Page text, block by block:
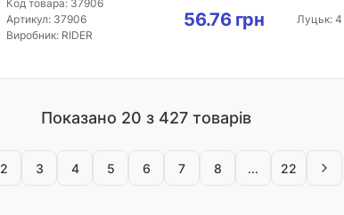
Код товара: 37906
Артикул: 37906
Виробник: RIDER
56.76 грн Луцьк: 4
Показано 20 з 427 товарів
2 3 4 5 6 7 8 ... 22